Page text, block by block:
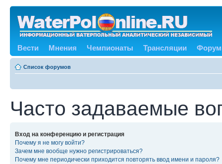
Вести Мнения Чемпионаты Трансляции Форум
Список форумов
Часто задаваемые
Вход на конференцию и регистрация
Почему я не могу войти?
Зачем мне вообще нужно регистрироваться?
Почему мне периодически приходится повторять ввод имени и пароля?